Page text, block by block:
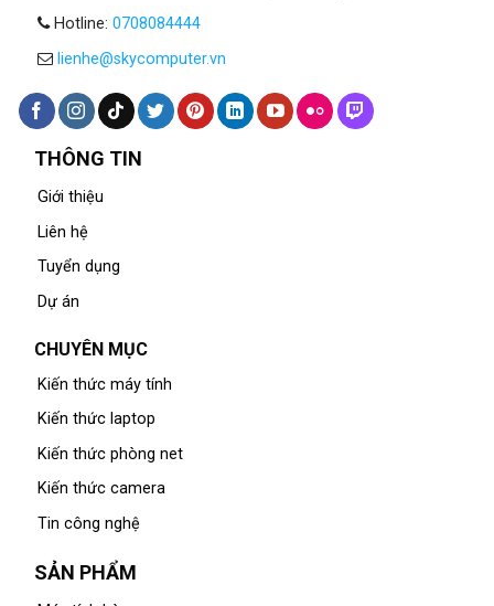
Hotline: 0708084444
lienhe@skycomputer.vn
THÔNG TIN
Giới thiệu
Liên hệ
Tuyển dụng
Dự án
CHUYÊN MỤC
Kiến thức máy tính
Kiến thức laptop
Kiến thức phòng net
Kiến thức camera
Tin công nghệ
SẢN PHẨM